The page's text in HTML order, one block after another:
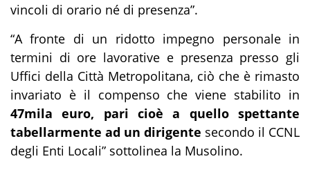
vincoli di orario né di presenza”.
“A fronte di un ridotto impegno personale in
termini di ore lavorative e presenza presso gli
Uffici della Città Metropolitana, ciò che è rimasto
invariato è il compenso che viene stabilito in
47mila euro, pari cioè a quello spettante
tabellarmente ad un dirigente secondo il CCNL
degli Enti Locali” sottolinea la Musolino.